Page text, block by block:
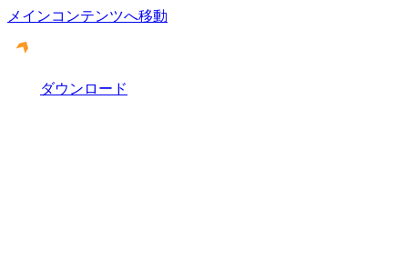
メインコンテンツへ移動
ダウンロード